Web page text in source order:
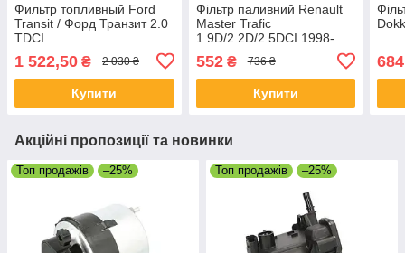
Фильтр топливный Ford
Transit / Форд Транзит 2.0
TDCI
1 522,50 ₴ 2 030 ₴
Купити
Фільтр паливний Renault
Master Trafic
1.9D/2.2D/2.5DCI 1998-
552₴ 736 ₴
Купити
684
Акційні пропозиції та новинки
Топ продажів –25% Топ продажів –25%